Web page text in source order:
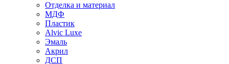
Отделка и материал
МДФ
Пластик
Alvic Luxe
Эмаль
Акрил
ДСП